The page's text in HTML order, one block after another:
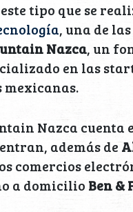
tipo que se
, una de
Nazca, un
en las
mexicanas.
Nazca
además de
comercios
a domicilio Ben &